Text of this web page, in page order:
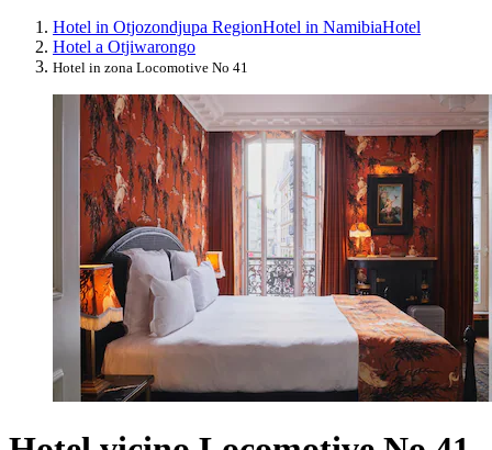
Hotel in Otjozondjupa RegionHotel in NamibiaHotel
Hotel a Otjiwarongo
Hotel in zona Locomotive No 41